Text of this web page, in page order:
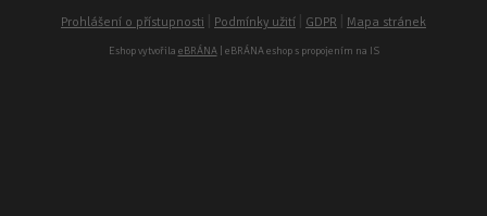
Prohlášení o přístupnosti Podmínky užití GDPR Mapa stránek
Eshop vytvořila eBRÁNA| eBRÁNA eshop s propojením na IS